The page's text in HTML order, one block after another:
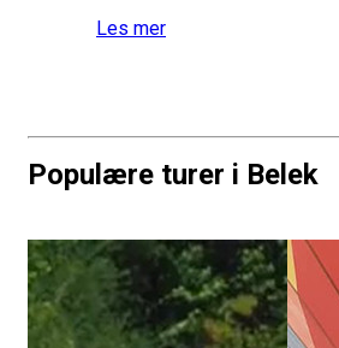
Les mer
Populære turer i Belek